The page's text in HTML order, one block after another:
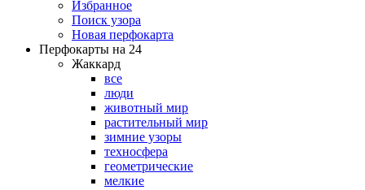
Избранное
Поиск узора
Новая перфокарта
Перфокарты на 24
Жаккард
все
люди
животный мир
растительный мир
зимние узоры
техносфера
геометрические
мелкие